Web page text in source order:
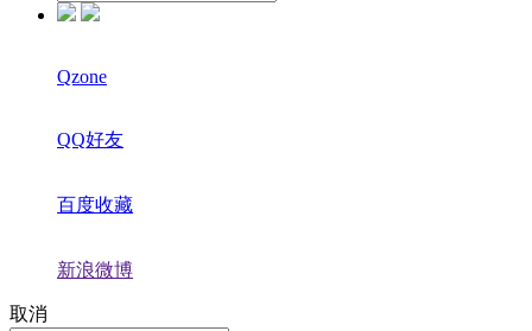
Qzone
QQ好友
百度收藏
新浪微博
取消